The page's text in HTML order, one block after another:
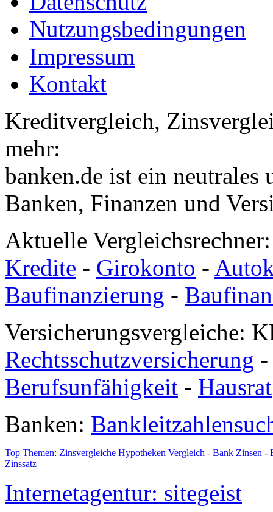
Nutzungsbedingungen
Impressum
Kontakt
Kreditvergleich,
mehr:
banken.de ist ein neutrales
Banken, Finanzen und
Aktuelle
Kredite - Girokonto -
Baufinanzierung -
Versicherungsvergleiche:
Rechtsschutzversicherung
Berufsunfähigkeit - Hausrat
Banken:
Top Themen: Zinsvergleiche Hypotheken Vergleich - Bank Zinsen -
Zinssatz
Internetagentur: sitegeist